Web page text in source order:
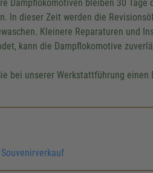
Dampflokomotiven bleiben 30 Tage
In dieser Zeit werden die
Kleinere Reparaturen und
kann die Dampflokomotive
bei unserer Werkstattführung einen